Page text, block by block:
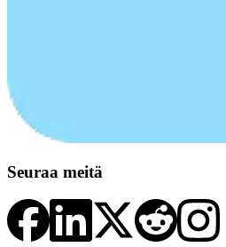
Seuraa meitä